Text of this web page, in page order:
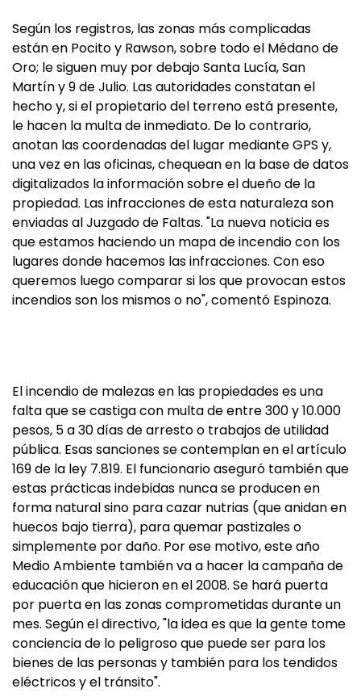
Según los registros, las zonas más complicadas
están en Pocito y Rawson, sobre todo el Médano de
Oro; le siguen muy por debajo Santa Lucía, San
Martín y 9 de Julio. Las autoridades constatan el
hecho y, si el propietario del terreno está presente,
le hacen la multa de inmediato. De lo contrario,
anotan las coordenadas del lugar mediante GPS y,
una vez en las oficinas, chequean en la base de datos
digitalizados la información sobre el dueño de la
propiedad. Las infracciones de esta naturaleza son
enviadas al Juzgado de Faltas. "La nueva noticia es
que estamos haciendo un mapa de incendio con los
lugares donde hacemos las infracciones. Con eso
queremos luego comparar si los que provocan estos
incendios son los mismos o no", comentó Espinoza.
El incendio de malezas en las propiedades es una
falta que se castiga con multa de entre 300 y 10.000
pesos, 5 a 30 días de arresto o trabajos de utilidad
pública. Esas sanciones se contemplan en el artículo
169 de la ley 7.819. El funcionario aseguró también que
estas prácticas indebidas nunca se producen en
forma natural sino para cazar nutrias (que anidan en
huecos bajo tierra), para quemar pastizales o
simplemente por daño. Por ese motivo, este año
Medio Ambiente también va a hacer la campaña de
educación que hicieron en el 2008. Se hará puerta
por puerta en las zonas comprometidas durante un
mes. Según el directivo, "la idea es que la gente tome
conciencia de lo peligroso que puede ser para los
bienes de las personas y también para los tendidos
eléctricos y el tránsito".